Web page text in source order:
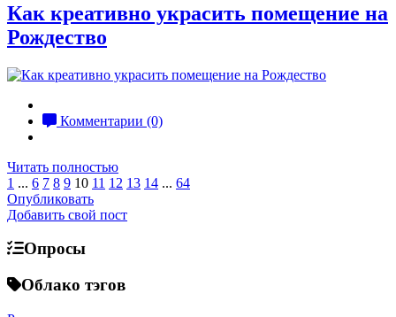
Как креативно украсить помещение на
Рождество
Комментарии (0)
Читать полностью
1 ... 6 7 8 9 10 11 12 13 14 ... 64
Опубликовать
Добавить свой пост
Опросы
Облако тэгов